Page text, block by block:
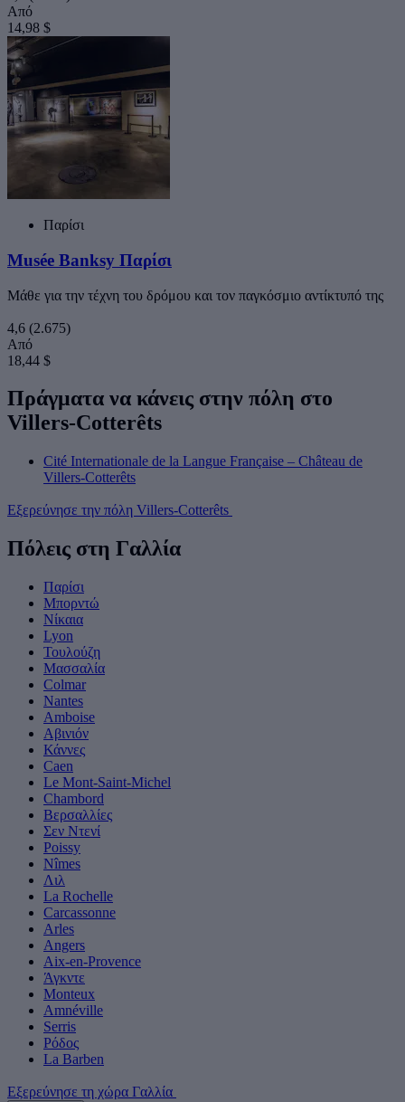
Από
14,98 $
Παρίσι
Musée Banksy Παρίσι
Μάθε για την τέχνη του δρόμου και τον παγκόσμιο αντίκτυπό της
4,6 (2.675)
Από
18,44 $
Πράγματα να κάνεις στην πόλη στο
Villers-Cotterêts
Cité Internationale de la Langue Française – Château de
Villers-Cotterêts
Εξερεύνησε την πόλη Villers-Cotterêts
Πόλεις στη Γαλλία
Παρίσι
Μπορντώ
Νίκαια
Lyon
Τουλούζη
Μασσαλία
Colmar
Nantes
Amboise
Αβινιόν
Κάννες
Caen
Le Mont-Saint-Michel
Chambord
Βερσαλλίες
Σεν Ντενί
Poissy
Nîmes
Λιλ
La Rochelle
Carcassonne
Arles
Angers
Aix-en-Provence
Άγκντε
Monteux
Amnéville
Serris
Ρόδος
La Barben
Εξερεύνησε τη χώρα Γαλλία